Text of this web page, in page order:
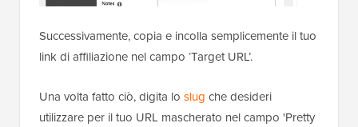
Successivamente, copia e incolla semplicemente il tuo
link di affiliazione nel campo ‘Target URL’.
Una volta fatto ciò, digita lo slug che desideri
utilizzare per il tuo URL mascherato nel campo 'Pretty